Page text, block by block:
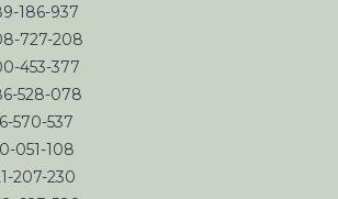
186-937
727-208
453-377
528-078
570-537
051-108
207-230